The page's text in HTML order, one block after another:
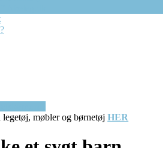
legetøj, møbler og børnetøj HER